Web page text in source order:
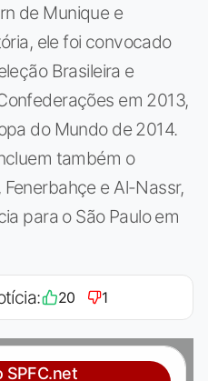
de Munique e
ele foi convocado
Brasileira e
em 2013,
do Mundo de 2014.
também o
e Al-Nassr,
para o São Paulo em
20 1
SPFC.net